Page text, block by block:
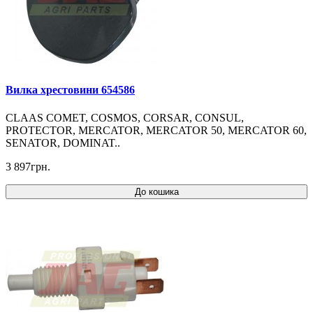
Вилка хрестовини 654586
CLAAS COMET, COSMOS, CORSAR, CONSUL,
PROTECTOR, MERCATOR, MERCATOR 50, MERCATOR 60,
SENATOR, DOMINAT..
3 897грн.
До кошика